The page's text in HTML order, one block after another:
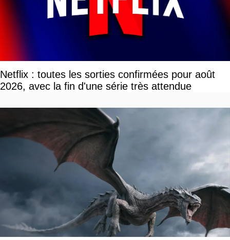
Netflix : toutes les sorties confirmées pour août
2026, avec la fin d'une série très attendue